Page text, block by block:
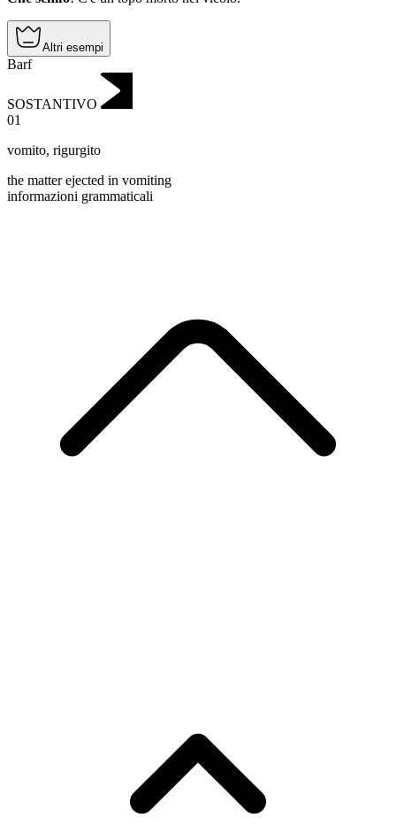
Altri esempi
Barf
SOSTANTIVO
01
vomito, rigurgito
the matter ejected in vomiting
informazioni grammaticali